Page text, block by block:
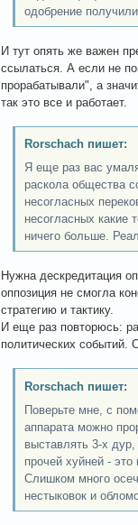
одобрение
И тут опять же важен
ссылаться. А если не
прорабатывали", а
так это все и работает.
Rorschach пишет:
Я еще раз вас
раскола общества
несогласных
несогласных какие
ничего больше.
Нужна дескредитация
оппозиция не смогла
стратегию и тактику.
И еще раз повторюсь:
политических событий.
Rorschach пишет:
Поверьте мне, с
аппарата можно
выставлять 3-х
прочей хуйней - это
Слишком много
нестыковок и